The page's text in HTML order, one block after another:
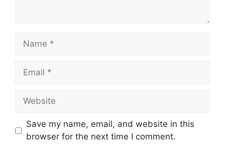
Name
Email
Website
Save my name, email, and website in this
browser for the next time I comment.